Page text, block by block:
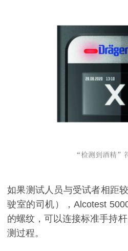
如果测试人员与受试者相距
驶室的司机），Alcotest
的螺纹，可以连接标准手持
测过程。